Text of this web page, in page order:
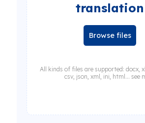
translation
Browse files
All kinds of files are supported: docx,
csv, json, xml, ini, html... see